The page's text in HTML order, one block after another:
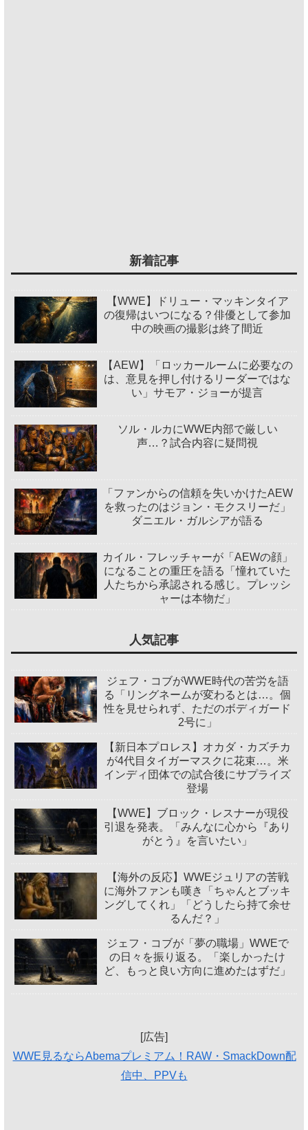
新着記事
【WWE】ドリュー・マッキンタイア
の復帰はいつになる？俳優として参加
中の映画の撮影は終了間近
【AEW】「ロッカールームに必要なの
は、意見を押し付けるリーダーではな
い」サモア・ジョーが提言
ソル・ルカにWWE内部で厳しい
声…？試合内容に疑問視
「ファンからの信頼を失いかけたAEW
を救ったのはジョン・モクスリーだ」
ダニエル・ガルシアが語る
カイル・フレッチャーが「AEWの顔」
になることの重圧を語る「憧れていた
人たちから承認される感じ。プレッシ
ャーは本物だ」
人気記事
ジェフ・コブがWWE時代の苦労を語
る「リングネームが変わるとは…。個
性を見せられず、ただのボディガード
2号に」
【新日本プロレス】オカダ・カズチカ
が4代目タイガーマスクに花束…。米
インディ団体での試合後にサプライズ
登場
【WWE】ブロック・レスナーが現役
引退を発表。「みんなに心から『あり
がとう』を言いたい」
【海外の反応】WWEジュリアの苦戦
に海外ファンも嘆き「ちゃんとブッキ
ングしてくれ」「どうしたら持て余せ
るんだ？」
ジェフ・コブが「夢の職場」WWEで
の日々を振り返る。「楽しかったけ
ど、もっと良い方向に進めたはずだ」
[広告]
WWE見るならAbemaプレミアム！RAW・SmackDown配
信中、PPVも